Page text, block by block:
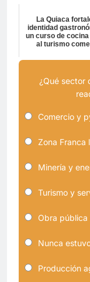
La Quiaca
identidad
un curso de
al turismo
¿Qué sector
Comercio y
Zona Franca
Minería y
Turismo y
Obra pública
Nunca
Producción